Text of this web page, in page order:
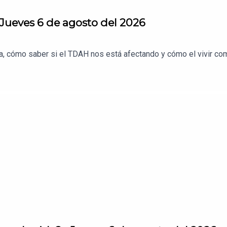
6 de agosto del 2026
cómo saber si el TDAH nos está afectando y cómo el vivir